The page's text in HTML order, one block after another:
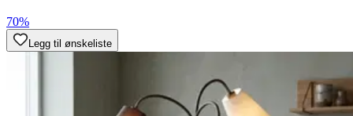
70%
Legg til ønskeliste